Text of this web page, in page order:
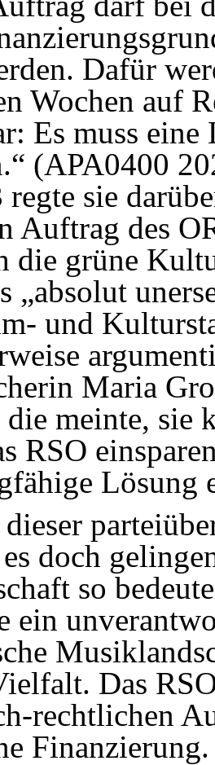
Dafür
Wochen auf
Es muss eine
(APA0400
sie
Auftrag des
die grüne
„absolut
und
Maria
die meinte, sie
RSO
Lösung
doch
so
ein
Das
rechtlichen
Finanzierung.